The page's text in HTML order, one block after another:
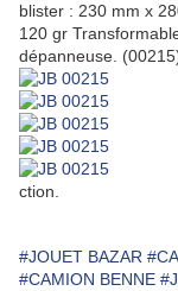
blister : 230 mm x
120 gr
dépanneuse.
ction.
#JOUET BAZAR
#CAMION BENNE